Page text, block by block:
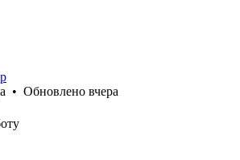
• Обновлено вчера